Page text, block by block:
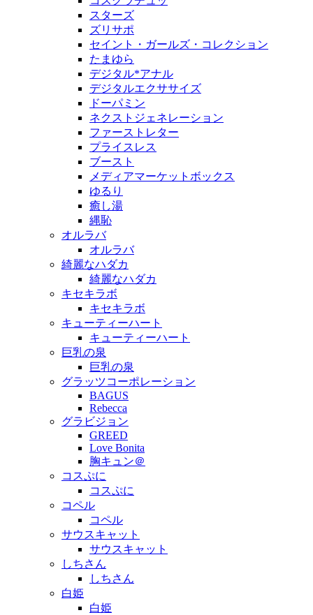
スターズ
ズリサポ
セイント・ガールズ・コレクション
たまゆら
デジタル*アナル
デジタルエクササイズ
ドーパミン
ネクストジェネレーション
ファーストレター
プライスレス
ブースト
メディアマーケットボックス
ゆるり
癒し湯
縄恥
オルラバ
オルラバ
綺麗なハダカ
綺麗なハダカ
キセキラボ
キセキラボ
キューティーハート
キューティーハート
巨乳の泉
巨乳の泉
グラッツコーポレーション
BAGUS
Rebecca
グラビジョン
GREED
Love Bonita
胸キュン＠
コスぷに
コスぷに
コペル
コペル
サウスキャット
サウスキャット
しちさん
しちさん
白姫
白姫